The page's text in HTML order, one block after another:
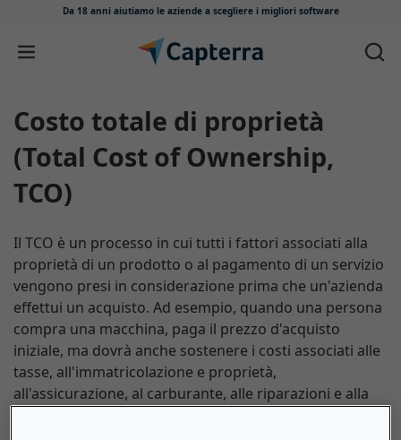
Da 18 anni aiutiamo le aziende a scegliere i migliori software
Salta e vai al contenuto
Costo totale di proprietà
(Total Cost of Ownership,
TCO)
Il TCO è un processo in cui tutti i fattori associati alla
proprietà di un prodotto o al pagamento di un servizio
vengono presi in considerazione prima che un'azienda
effettui un acquisto. Ad esempio, quando una persona
compra una macchina, paga il prezzo d'acquisto
iniziale, ma dovrà anche sostenere i costi associati alle
tasse, all'immatricolazione e proprietà,
all'assicurazione, al carburante, alle riparazioni e alla